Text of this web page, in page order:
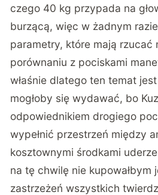
czego 40 kg przypada na
burzącą, więc w żadnym
parametry, które mają rzucać
porównaniu z pociskami
właśnie dlatego ten temat
mogłoby się wydawać, bo
odpowiednikiem drogiego
wypełnić przestrzeń między
kosztownymi środkami
na tę chwilę nie kupowałbym
zastrzeżeń wszystkich